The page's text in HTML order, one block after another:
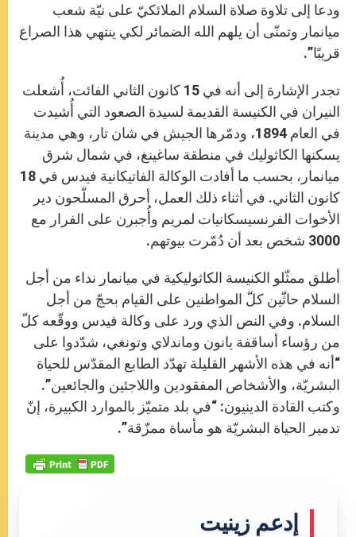
ودعا إلى تلاوة صلاة السلام الملائكيّ على نيّة شعب
ميانمار وتمنّى أن يلهم الله الضمائر لكي ينتهي هذا الصراع
قريبًا”.
تجدر الإشارة إلى أنه في 15 كانون الثاني الفائت، أُشعلت
النيران في الكنيسة القديمة لسيدة الصعود التي أُشيدت
في العام 1894، ودمّرها الجيش في شان تار، وهي مدينة
يسكنها الكاثوليك في منطقة ساغينغ، في شمال شرق
ميانمار، بحسب ما أفادت الوكالة الفاتيكانية فيدس في 18
كانون الثاني. في أثناء ذلك العمل، أحرق المسلّحون دير
الأخوات الفرنسيسكانيات لمريم وأُجبرن على الفرار مع
3000 شخص بعد أن دُمّرت بيوتهم.
أطلق ممثّلو الكنيسة الكاثوليكية في ميانمار نداء من أجل
السلام حاثّين كلّ المواطنين على القيام بحجّ من أجل
السلام. وفي النص الذي ورد على وكالة فيدس ووقّعه كلّ
من رؤساء أساقفة يانون وماندلاي وتونغي، شدّدوا على
“أنه في هذه الأشهر القليلة تهدّد الطابع المقدّس للحياة
البشريّة، والأشخاص المفقودين واللاجئين والجائعين”.
وكتب القادة الدينيون: “في بلد متميّز بالموارد الكبيرة، إنّ
تدمير الحياة البشريّة هو مأساة ممزّقة”.
إدعم زينيت